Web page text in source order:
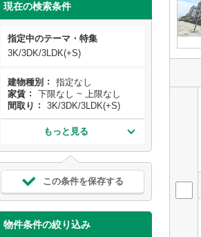
現在の検索条件
指定中のテーマ・特集
3K/3DK/3LDK(+S)
建物種別
指定なし
家賃
下限なし ~ 上限なし
間取り
3K/3DK/3LDK(+S)
もっと見る
この条件を保存する
物件条件の絞り込み